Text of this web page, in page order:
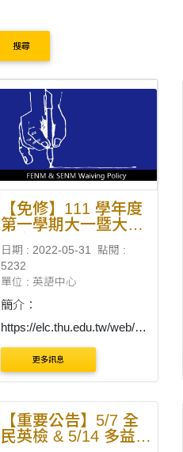
搜尋
【免修】111 學年度
第一學期大一暨大二
項及審核結果（更新
日期：2022年5月31
日）
日期 : 2022-05-31
點閱 :
5232
單位 : 英語中心
簡介：
https://elc.thu.edu.tw/web/pa
ge/page.php?
scid=31&sid=33 開放申請：
至 2022 年 9 月 16 日（星期
五） 適用對象：111 學年第
更多訊息
【重要公告】5/7 全
民英檢 & 5/14 多益校